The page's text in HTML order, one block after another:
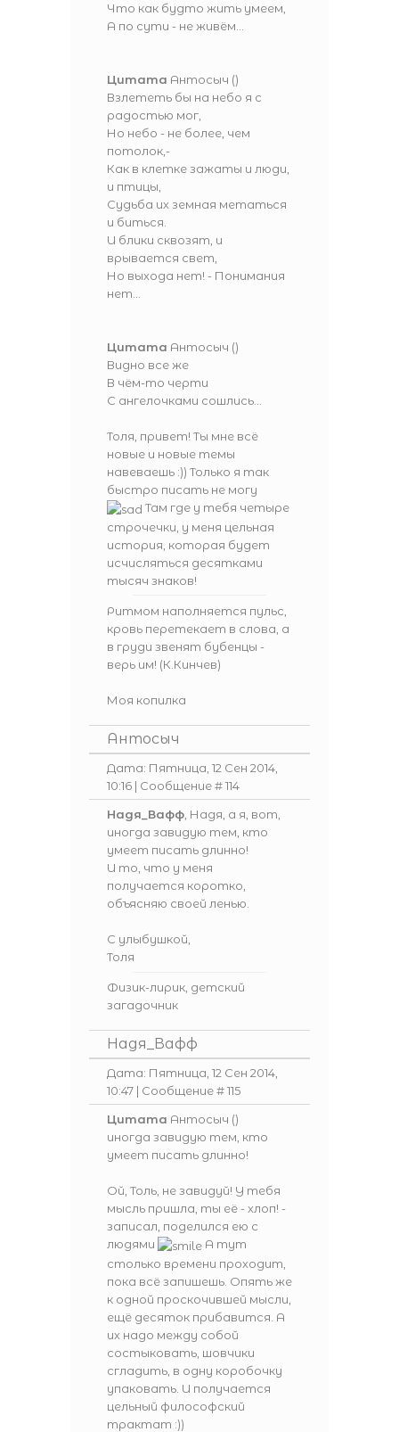
Что как будто жить умеем,
А по сути - не живём...
Цитата Антосыч ()
Взлететь бы на небо я с
радостью мог,
Но небо - не более, чем
потолок,-
Как в клетке зажаты и люди,
и птицы,
Судьба их земная метаться
и биться.
И блики сквозят, и
врывается свет,
Но выхода нет! - Понимания
нет...
Цитата Антосыч ()
Видно все же
В чём-то черти
С ангелочками сошлись...
Толя, привет! Ты мне всё
новые и новые темы
навеваешь :)) Только я так
быстро писать не могу
Там где у тебя четыре
строчечки, у меня цельная
история, которая будет
исчисляться десятками
тысяч знаков!
Ритмом наполняется пульс,
кровь перетекает в слова, а
в груди звенят бубенцы -
верь им! (К.Кинчев)
Моя копилка
Антосыч
Дата: Пятница, 12 Сен 2014,
10:16 | Сообщение #114
Надя_Вафф , Надя, а я, вот,
иногда завидую тем, кто
умеет писать длинно!
И то, что у меня
получается коротко,
объясняю своей ленью.
С улыбушкой,
Толя
Физик-лирик, детский
загадочник
Надя_Вафф
Дата: Пятница, 12 Сен 2014,
10:47 | Сообщение #115
Цитата Антосыч ()
иногда завидую тем, кто
умеет писать длинно!
Ой, Толь, не завидуй! У тебя
мысль пришла, ты её - хлоп! -
записал, поделился ею с
людями
А тут
столько времени проходит,
пока всё запишешь. Опять же
к одной проскочившей мысли,
ещё десяток прибавится. А
их надо между собой
состыковать, шовчики
сгладить, в одну коробочку
упаковать. И получается
цельный философский
трактат :))